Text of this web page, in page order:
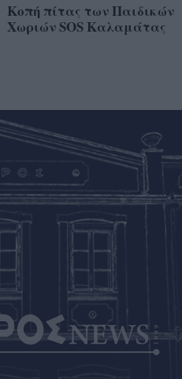
Κοπή πίτας των Παιδικών
Χωριών SOS Καλαμάτας